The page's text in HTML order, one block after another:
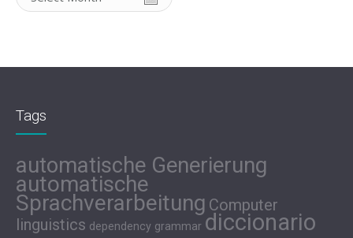
Tags
automatische Generierung
automatische
Sprachverarbeitung Computer
linguistics dependency grammar diccionario